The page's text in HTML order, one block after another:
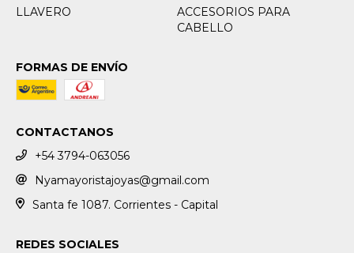
LLAVERO
ACCESORIOS PARA
CABELLO
FORMAS DE ENVÍO
CONTACTANOS
+54 3794-063056
Nyamayoristajoyas@gmail.com
Santa fe 1087. Corrientes - Capital
REDES SOCIALES